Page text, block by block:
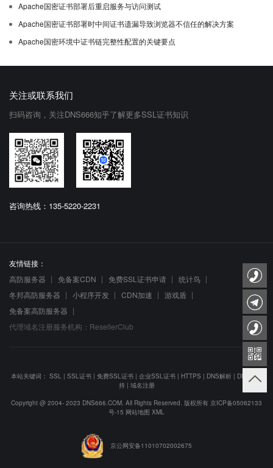
Apache国密证书部署后重启服务与访问测试
Apache国密证书部署时中间证书遗漏导致浏览器不信任的解决方案
Apache国密环境中证书链完整性配置的关键要点
关注或联系我们
扫码咨询，关注DNS666知乎了解更多SSL证书知识
咨询热线：135-5220-2231
友情链接：
高防服务器
免备案CDN 免费SSL证书申请
统计鸟
冬邦高防服务器
小程序开发 CDN加速
游戏盾
免备案高防服务器
代理域名注册服务机构：ResellerClub
本站关键词： SSL | SSL证书 | 免费SSL证书 | 企业SSL证书 | HTTPS | DNS解析 | DNS防劫
持| 域名注册
Copyright @ 2004- 2023 DNS666.COM. All Rights Reserved. 版权所有 京ICP备05062133
号-15 网站地图 XML
京公网安备11010702002675